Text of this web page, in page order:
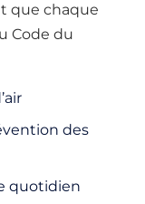
que chaque
Code du
des
quotidien